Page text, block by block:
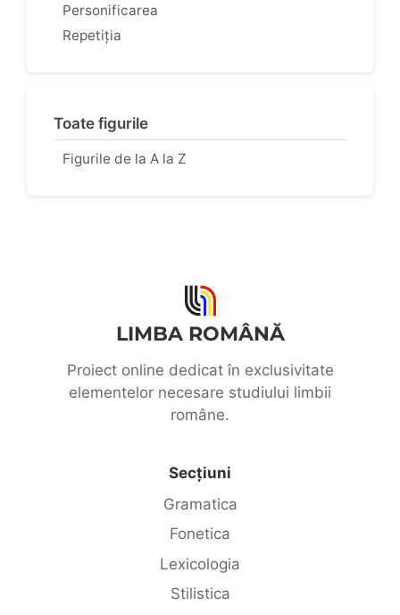
Personificarea
Repetiția
Toate figurile
Figurile de la A la Z
LIMBA ROMÂNĂ
Proiect online dedicat în exclusivitate
elementelor necesare studiului limbii
române.
Secțiuni
Gramatica
Fonetica
Lexicologia
Stilistica